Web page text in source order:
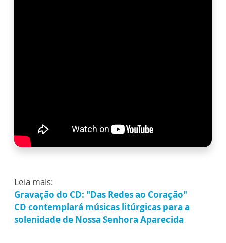
Leia mais:
Gravação do CD: "Das Redes ao Coração"
CD contemplará músicas litúrgicas para a
solenidade de Nossa Senhora Aparecida